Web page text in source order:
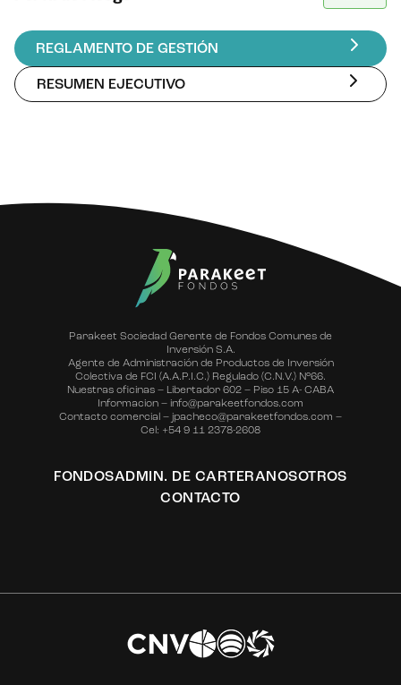
REGLAMENTO DE GESTIÓN
RESUMEN EJECUTIVO
Parakeet Sociedad Gerente de Fondos Comunes de
Inversión S.A.
Agente de Administración de Productos de Inversión
Colectiva de FCI (A.A.P.I.C.) Regulado (C.N.V.) N°66.
Nuestras oficinas – Libertador 602 – Piso 15 A- CABA
Informacion – info@parakeetfondos.com
Contacto comercial – jpacheco@parakeetfondos.com –
Cel: +54 9 11 2378-2608
FONDOSADMIN. DE CARTERANOSOTROS
CONTACTO